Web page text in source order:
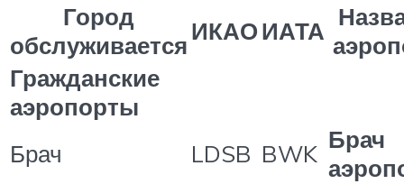
Город
обслуживаетсяИКАОИАТА
Гражданские
аэропорты
Брач
LDSB BWK Брач